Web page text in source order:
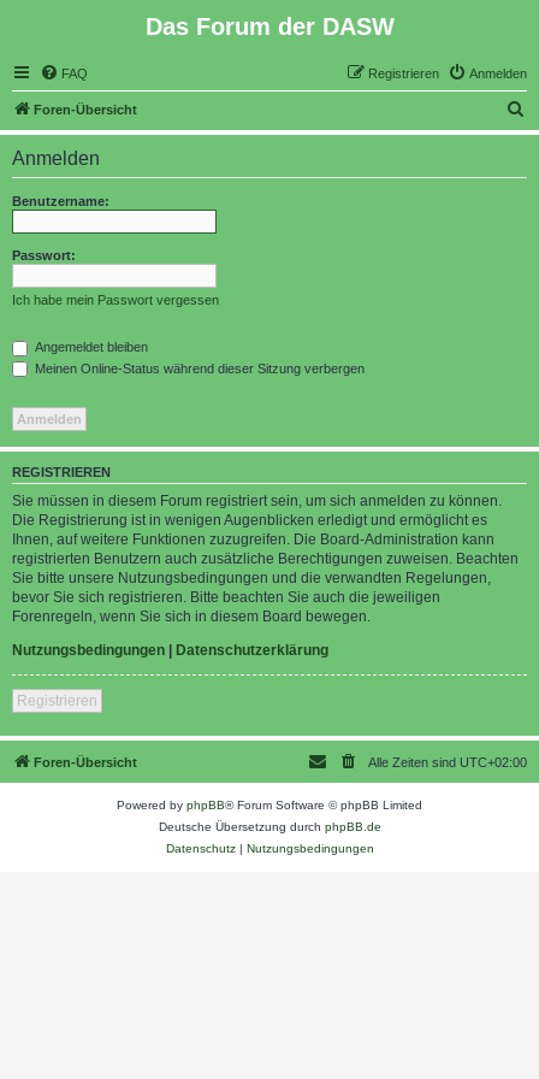
Das Forum der DASW
FAQ Anmelden
Registrieren
Foren-Übersicht
u
Anmelden
Benutzername:
Passwort:
Ich habe mein Passwort vergessen
Angemeldet bleiben
Meinen Online-Status während dieser Sitzung verbergen
REGISTRIEREN
Sie müssen in diesem Forum registriert sein, um sich anmelden zu können.
Die Registrierung ist in wenigen Augenblicken erledigt und ermöglicht es
Ihnen, auf weitere Funktionen zuzugreifen. Die Board-Administration kann
registrierten Benutzern auch zusätzliche Berechtigungen zuweisen. Beachten
Sie bitte unsere Nutzungsbedingungen und die verwandten Regelungen,
bevor Sie sich registrieren. Bitte beachten Sie auch die jeweiligen
Forenregeln, wenn Sie sich in diesem Board bewegen.
Nutzungsbedingungen | Datenschutzerklärung
Registrieren
Foren-Übersicht Alle Zeiten sind UTC+02:00
Powered by phpBB® Forum Software © phpBB Limited
Deutsche Übersetzung durch phpBB.de
Datenschutz| Nutzungsbedingungen